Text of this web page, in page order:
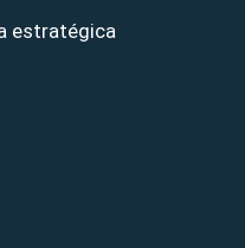
estratégica